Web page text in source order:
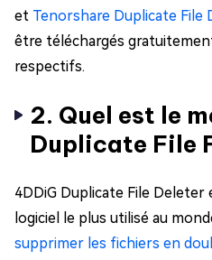
et Tenorshare Duplicate File
être téléchargés
respectifs.
2. Quel est le
Duplicate File
4DDiG Duplicate File
logiciel le plus utilisé au
supprimer les fichiers en